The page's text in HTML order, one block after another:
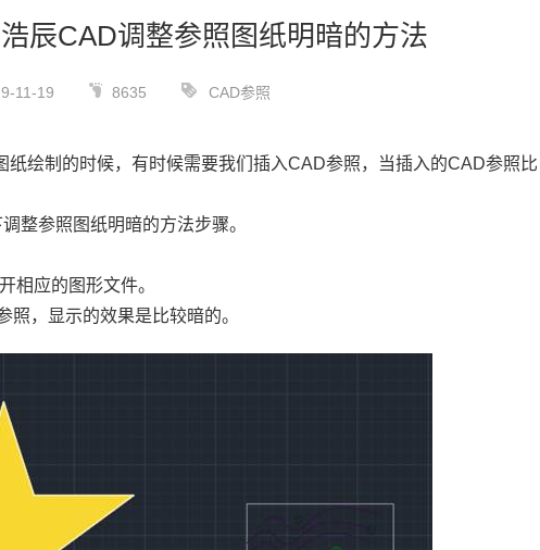
辰CAD调整参照图纸明暗的方法
11-19 8635 CAD参照
纸绘制的时候，有时候需要我们插入CAD参照，当插入的CAD参照比
整参照图纸明暗的方法步骤。
相应的图形文件。
照，显示的效果是比较暗的。